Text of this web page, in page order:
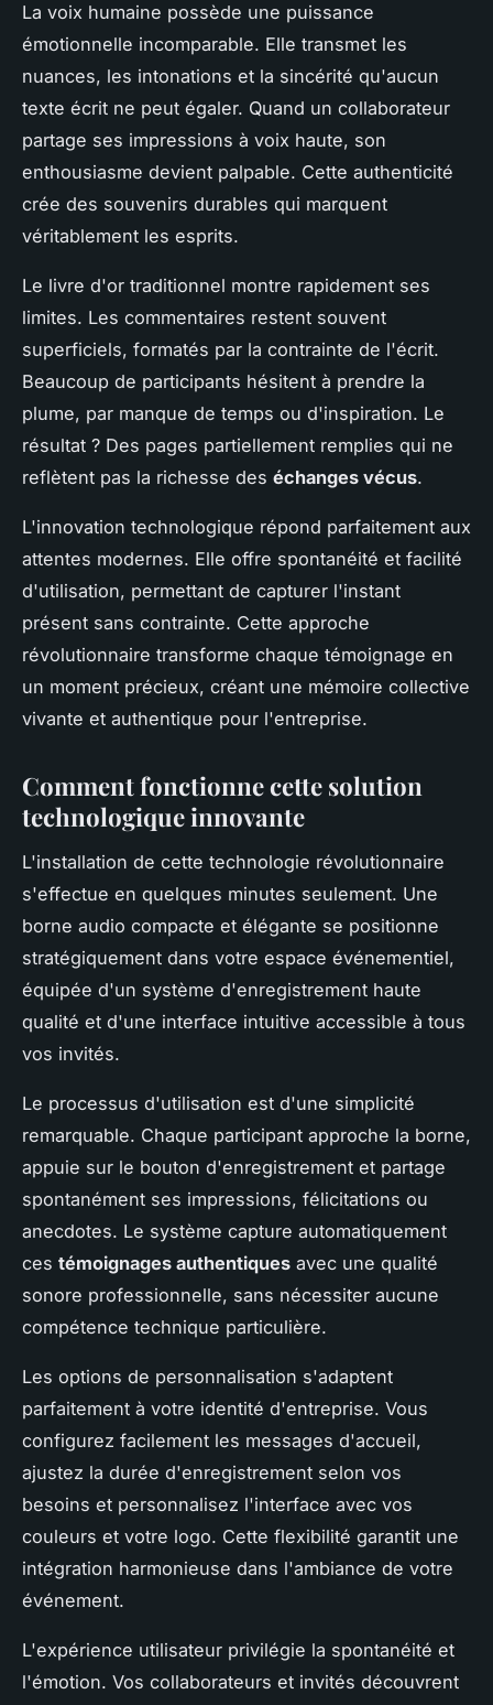
La voix humaine possède une puissance
émotionnelle incomparable. Elle transmet les
nuances, les intonations et la sincérité qu'aucun
texte écrit ne peut égaler. Quand un collaborateur
partage ses impressions à voix haute, son
enthousiasme devient palpable. Cette authenticité
crée des souvenirs durables qui marquent
véritablement les esprits.
Le livre d'or traditionnel montre rapidement ses
limites. Les commentaires restent souvent
superficiels, formatés par la contrainte de l'écrit.
Beaucoup de participants hésitent à prendre la
plume, par manque de temps ou d'inspiration. Le
résultat ? Des pages partiellement remplies qui ne
reflètent pas la richesse des échanges vécus.
L'innovation technologique répond parfaitement aux
attentes modernes. Elle offre spontanéité et facilité
d'utilisation, permettant de capturer l'instant
présent sans contrainte. Cette approche
révolutionnaire transforme chaque témoignage en
un moment précieux, créant une mémoire collective
vivante et authentique pour l'entreprise.
Comment fonctionne cette solution
technologique innovante
L'installation de cette technologie révolutionnaire
s'effectue en quelques minutes seulement. Une
borne audio compacte et élégante se positionne
stratégiquement dans votre espace événementiel,
équipée d'un système d'enregistrement haute
qualité et d'une interface intuitive accessible à tous
vos invités.
Le processus d'utilisation est d'une simplicité
remarquable. Chaque participant approche la borne,
appuie sur le bouton d'enregistrement et partage
spontanément ses impressions, félicitations ou
anecdotes. Le système capture automatiquement
ces témoignages authentiques avec une qualité
sonore professionnelle, sans nécessiter aucune
compétence technique particulière.
Les options de personnalisation s'adaptent
parfaitement à votre identité d'entreprise. Vous
configurez facilement les messages d'accueil,
ajustez la durée d'enregistrement selon vos
besoins et personnalisez l'interface avec vos
couleurs et votre logo. Cette flexibilité garantit une
intégration harmonieuse dans l'ambiance de votre
événement.
L'expérience utilisateur privilégie la spontanéité et
l'émotion. Vos collaborateurs et invités découvrent